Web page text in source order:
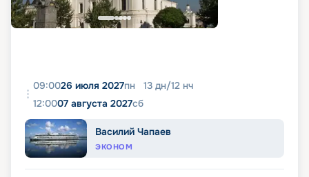
09:0026 июля 2027пн 13 дн/12 нч
12:0007 августа 2027сб
Василий Чапаев
ЭКОНОМ